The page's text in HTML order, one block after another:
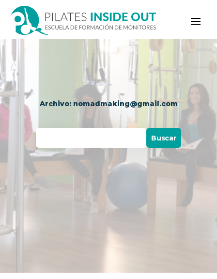
Archivo: nomadmaking@gmail.com